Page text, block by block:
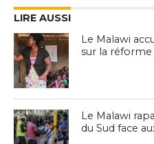
LIRE AUSSI
Le Malawi
sur la réforme
Le Malawi
du Sud face